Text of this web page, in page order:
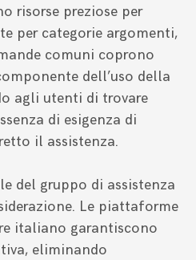
risorse preziose per
per categorie argomenti,
comuni coprono
dell’uso della
agli utenti di trovare
di esigenza di
il assistenza.
del gruppo di assistenza
Le piattaforme
italiano garantiscono
eliminando